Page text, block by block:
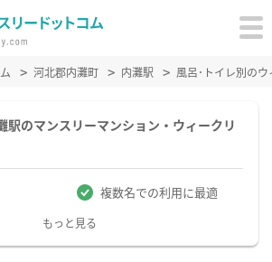
河北郡内灘町 内灘駅 風呂･トイレ別の
駅のマンスリーマンション・ウィークリ
複数名での利用に最適
もっと見る